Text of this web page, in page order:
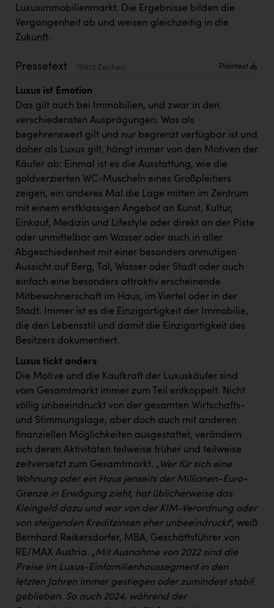
Österreichisches Hebammengremium
Wirtschaftskammer OÖ Energiehandel
kunden basics
kontakt
Luxusimmobilienmarkt. Die Ergebnisse bilden die
Vergangenheit ab und weisen gleichzeitig in die
Zukunft.
Pressetext 70972 Zeichen Plaintext
Luxus ist Emotion
Das gilt auch bei Immobilien, und zwar in den
verschiedensten Ausprägungen. Was als
begehrenswert gilt und nur begrenzt verfügbar ist und
daher als Luxus gilt, hängt immer von den Motiven der
Käufer ab: Einmal ist es die Ausstattung, wie die
goldverzierten WC-Muscheln eines Großpleitiers
zeigen, ein anderes Mal die Lage mitten im Zentrum
mit einem erstklassigen Angebot an Kunst, Kultur,
Einkauf, Medizin und Lifestyle oder direkt an der Piste
oder unmittelbar am Wasser oder auch in aller
Abgeschiedenheit mit einer besonders anmutigen
Aussicht auf Berg, Tal, Wasser oder Stadt oder auch
einfach eine besonders attraktiv erscheinende
Mitbewohnerschaft im Haus, im Viertel oder in der
Stadt. Immer ist es die Einzigartigkeit der Immobilie,
die den Lebensstil und damit die Einzigartigkeit des
Besitzers dokumentiert.
Luxus tickt anders
Die Motive und die Kaufkraft der Luxuskäufer sind
vom Gesamtmarkt immer zum Teil entkoppelt. Nicht
völlig unbeeindruckt von der gesamten Wirtschafts-
und Stimmungslage, aber doch auch mit anderen
finanziellen Möglichkeiten ausgestattet, verändern
sich deren Aktivitäten teilweise früher und teilweise
zeitversetzt zum Gesamtmarkt. „Wer für sich eine
Wohnung oder ein Haus jenseits der Millionen-Euro-
Grenze in Erwägung zieht, hat üblicherweise das
Kleingeld dazu und war von der KIM-Verordnung oder
von steigenden Kreditzinsen eher unbeeindruckt“, weiß
Bernhard Reikersdorfer, MBA, Geschäftsführer von
RE/MAX Austria. „Mit Ausnahme von 2022 sind die
Preise im Luxus-Einfamilienhaussegment in den
letzten Jahren immer gestiegen oder zumindest stabil
geblieben. So auch 2024, während der